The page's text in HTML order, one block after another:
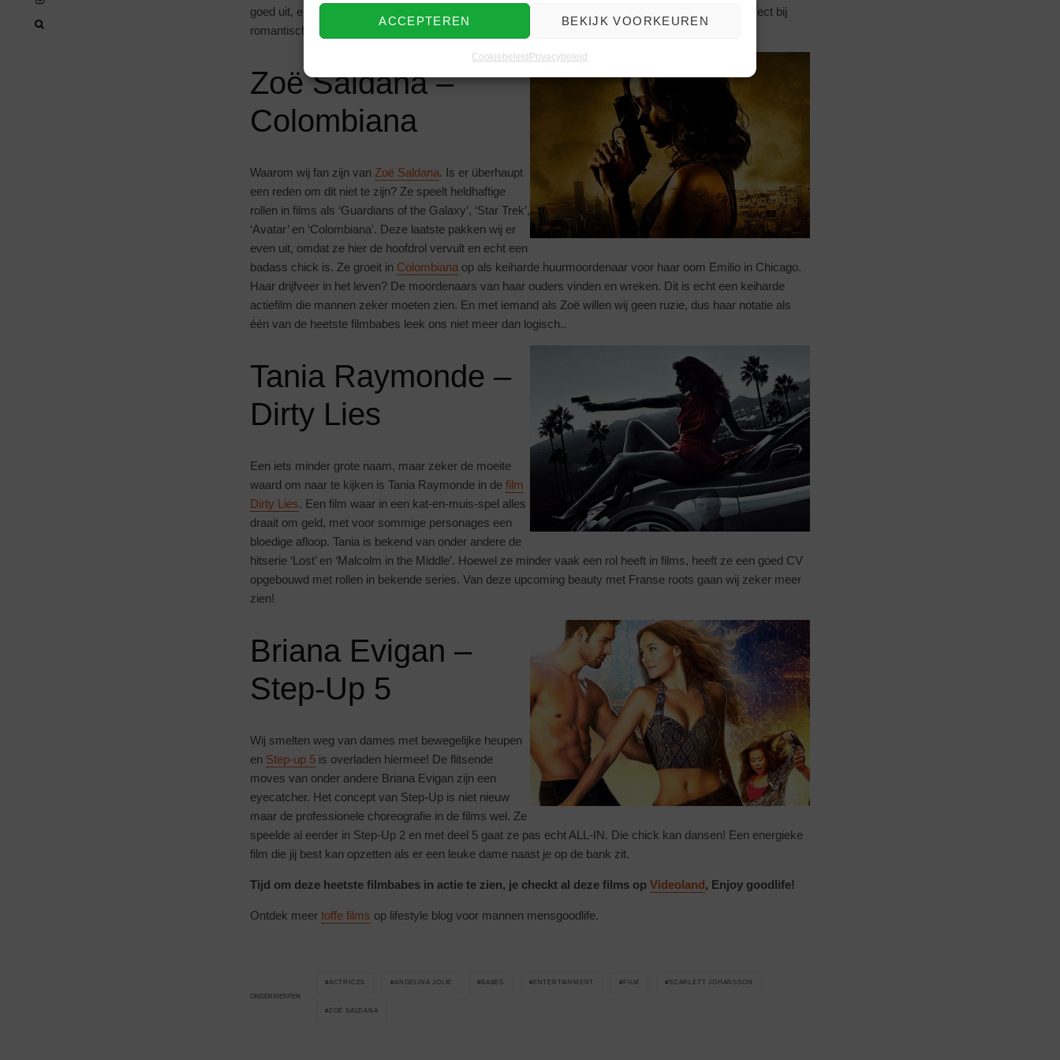
ACCEPTEREN BEKIJK VOORKEUREN
Cookiebeleid Privacybeleid
goed uit, en daarom hoort ze ook zeker in deze rij van film beauty’s thuis. Jennifer Aniston past perfect bij
romantische komedies en
Zoë Saldana –
Colombiana
Waarom wij fan zijn van Zoë Saldana. Is er überhaupt
een reden om dit niet te zijn? Ze speelt heldhaftige
rollen in films als ‘Guardians of the Galaxy’, ‘Star Trek’,
‘Avatar’ en ‘Colombiana’. Deze laatste pakken wij er
even uit, omdat ze hier de hoofdrol vervult en echt een
badass chick is. Ze groeit in Colombiana op als keiharde huurmoordenaar voor haar oom Emilio in Chicago.
Haar drijfveer in het leven? De moordenaars van haar ouders vinden en wreken. Dit is echt een keiharde
actiefilm die mannen zeker moeten zien. En met iemand als Zoë willen wij geen ruzie, dus haar notatie als
één van de heetste filmbabes leek ons niet meer dan logisch..
Tania Raymonde –
Dirty Lies
Een iets minder grote naam, maar zeker de moeite
waard om naar te kijken is Tania Raymonde in de film
Dirty Lies. Een film waar in een kat-en-muis-spel alles
draait om geld, met voor sommige personages een
bloedige afloop. Tania is bekend van onder andere de
hitserie ‘Lost’ en ‘Malcolm in the Middle’. Hoewel ze minder vaak een rol heeft in films, heeft ze een goed CV
opgebouwd met rollen in bekende series. Van deze upcoming beauty met Franse roots gaan wij zeker meer
zien!
Briana Evigan –
Step-Up 5
Wij smelten weg van dames met bewegelijke heupen
en Step-up 5 is overladen hiermee! De flitsende
moves van onder andere Briana Evigan zijn een
eyecatcher. Het concept van Step-Up is niet nieuw
maar de professionele choreografie in de films wel. Ze
speelde al eerder in Step-Up 2 en met deel 5 gaat ze pas echt ALL-IN. Die chick kan dansen! Een energieke
film die jij best kan opzetten als er een leuke dame naast je op de bank zit.
Tijd om deze heetste filmbabes in actie te zien, je checkt al deze films op Videoland, Enjoy goodlife!
Ontdek meer toffe films op lifestyle blog voor mannen mensgoodlife.
ONDERWERPEN
ACTRICES ANGELINA JOLIE BABES ENTERTAINMENT FILM SCARLETT JOHANSSON
ZOË SALDANA